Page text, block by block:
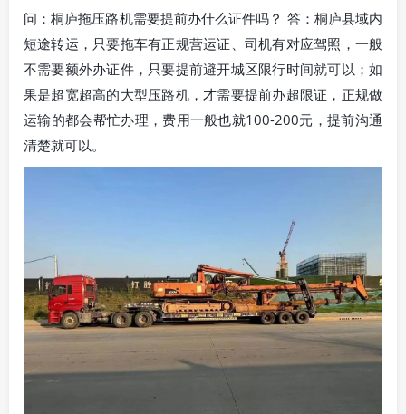
问：桐庐拖压路机需要提前办什么证件吗？ 答：桐庐县域内
短途转运，只要拖车有正规营运证、司机有对应驾照，一般
不需要额外办证件，只要提前避开城区限行时间就可以；如
果是超宽超高的大型压路机，才需要提前办超限证，正规做
运输的都会帮忙办理，费用一般也就100-200元，提前沟通
清楚就可以。